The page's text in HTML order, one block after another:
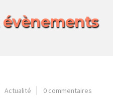
Actualité 0 commentaires